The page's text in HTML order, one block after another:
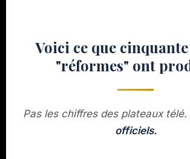
Voici ce que
"réformes" ont
Pas les chiffres des plateaux télé.
officiels.